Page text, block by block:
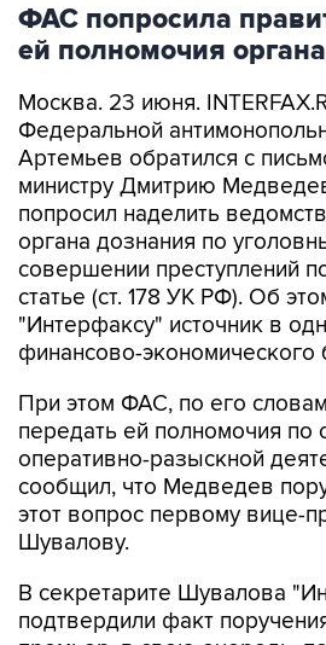
ФАС попросила
ей полномочия
Москва. 23 июня.
Федеральной
Артемьев обратился с
министру Дмитрию
попросил наделить
органа дознания по
совершении преступлений
статье (ст. 178 УК РФ). Об
"Интерфаксу" источник в
финансово-экономического
При этом ФАС, по его
передать ей полномочия по
оперативно-разыскной
сообщил, что Медведев
этот вопрос первому вице-
Шувалову.
В секретарите Шувалова
подтвердили факт